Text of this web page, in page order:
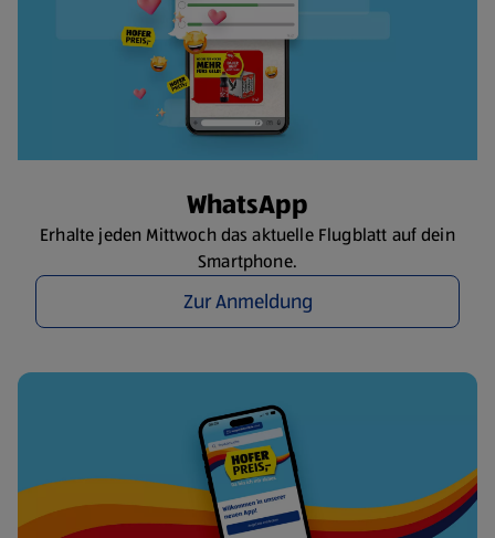
WhatsApp
Erhalte jeden Mittwoch das aktuelle Flugblatt auf dein
Smartphone.
Zur Anmeldung